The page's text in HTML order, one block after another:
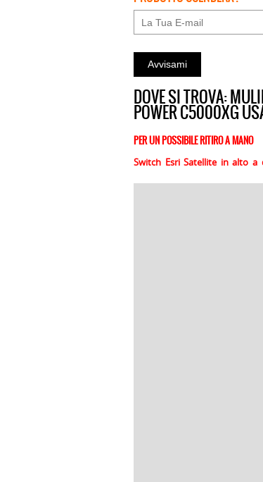
DOVE SI TROVA:
POWER C5000XG
PER UN POSSIBILE RITIRO A MANO
Switch Esri Satellite in alto